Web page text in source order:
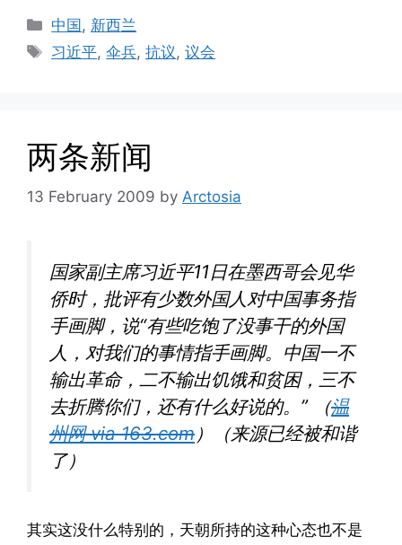
Categories
中国 , 新西兰
Tags
习近平,伞兵,抗议,议会
两条新闻
13 February 2009 by Arctosia
国家副主席习近平11日在墨西哥会见华
侨时，批评有少数外国人对中国事务指
手画脚，说“有些吃饱了没事干的外国
人，对我们的事情指手画脚。中国一不
输出革命，二不输出饥饿和贫困，三不
去折腾你们，还有什么好说的。” （温
州网 via 163.com ）（来源已经被和谐
了）
其实这没什么特别的，天朝所持的这种心态也不是